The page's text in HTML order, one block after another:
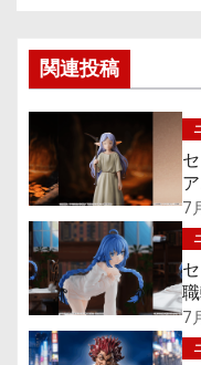
ー
シ
ョ
ン
関連投稿
7
7